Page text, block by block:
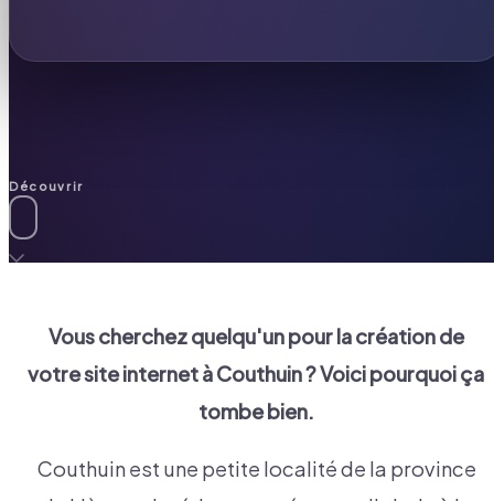
Découvrir
Vous cherchez quelqu'un pour la création de
votre site internet àCouthuin? Voici pourquoi ça
tombe bien.
Couthuin est une petite localité de la province